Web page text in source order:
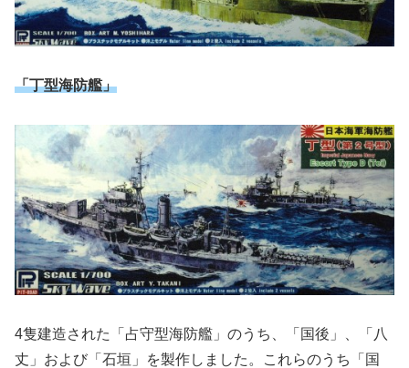
「丁型海防艦」
4隻建造された「占守型海防艦」のうち、「国後」、「八
丈」および「石垣」を製作しました。これらのうち「国